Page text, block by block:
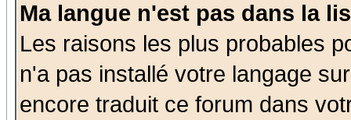
Ma langue n'est pas dans la
Les raisons les plus probables
n'a pas installé votre langage
encore traduit ce forum dans